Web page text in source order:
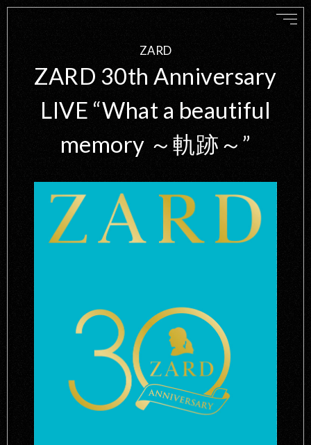
ZARD
ZARD 30th Anniversary
LIVE “What a beautiful
memory ～軌跡～”